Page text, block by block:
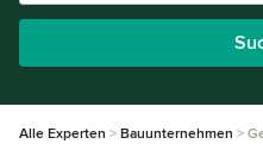
Alle Experten Bauunternehmen